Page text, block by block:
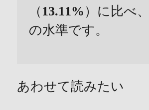
（ 13.11% ）に比べ、
の水準です。
あわせて読みたい